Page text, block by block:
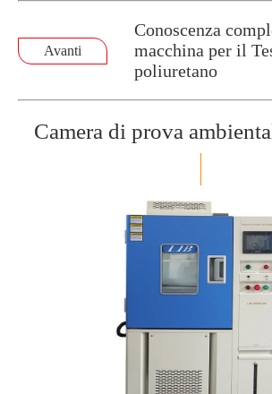
Avanti
Conoscenza
macchina per il
poliuretano
Camera di prova